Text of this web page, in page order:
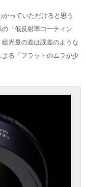
っていただけると思う
「低反射率コーティン
光量の差は誤差のような
る「フラットのムラが少